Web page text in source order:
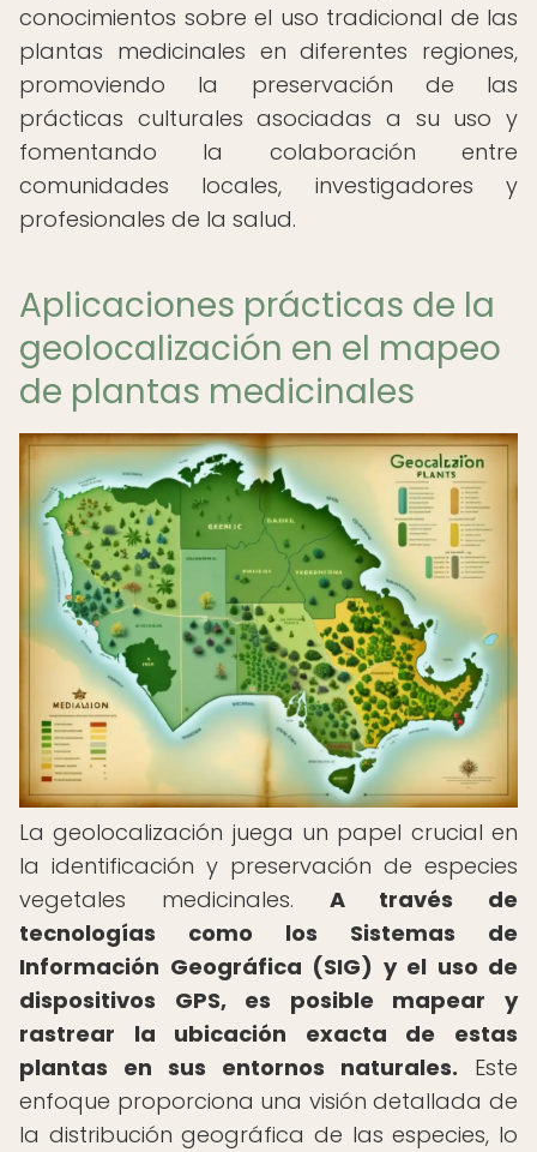
conocimientos sobre el uso tradicional de las
plantas medicinales en diferentes regiones,
promoviendo la preservación de las
prácticas culturales asociadas a su uso y
fomentando la colaboración entre
comunidades locales, investigadores y
profesionales de la salud.
Aplicaciones prácticas de la
geolocalización en el mapeo
de plantas medicinales
La geolocalización juega un papel crucial en
la identificación y preservación de especies
vegetales medicinales. A través de
tecnologías como los Sistemas de
Información Geográfica (SIG) y el uso de
dispositivos GPS, es posible mapear y
rastrear la ubicación exacta de estas
plantas en sus entornos naturales. Este
enfoque proporciona una visión detallada de
la distribución geográfica de las especies, lo